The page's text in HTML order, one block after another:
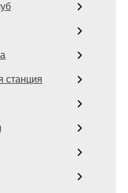
станция